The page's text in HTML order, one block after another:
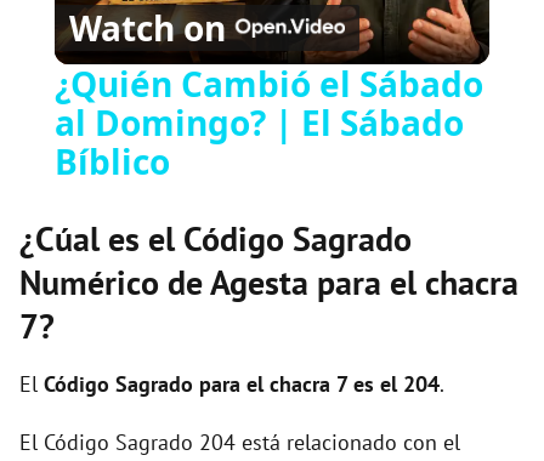
V
Watch on
¿Quién Cambió el Sábado
al Domingo? | El Sábado
Bíblico
¿Cúal es el Código Sagrado
Numérico de Agesta para el chacra
7?
El Código Sagrado para el chacra 7 es el 204.
El Código Sagrado 204 está relacionado con el